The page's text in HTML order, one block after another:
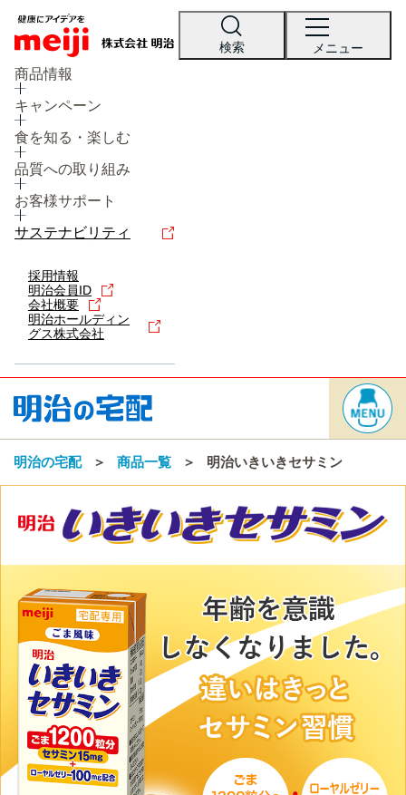
検索 メニュー
商品情報
キャンペーン
食を知る・楽しむ
品質への取り組み
お客様サポート
サステナビリティ
採用情報
明治会員ID
会社概要
明治ホールディン
グス株式会社
明治の宅配 商品一覧 明治いきいきセサミン